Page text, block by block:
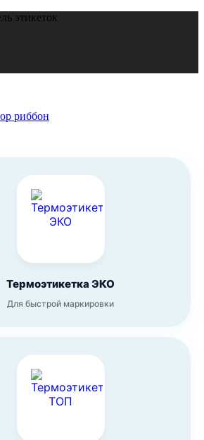
этикеток
риббон
Термоэтикетка ЭКО
Для быстрой маркировки